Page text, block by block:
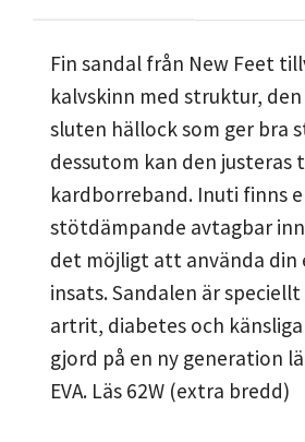
Fin sandal från New Feet
kalvskinn med struktur,
sluten hällock som ger bra
dessutom kan den justeras
kardborreband. Inuti finns
stötdämpande avtagbar
det möjligt att använda din
insats.Sandalen är
artrit, diabetes och
gjord på en ny generation
EVA. Läs 62W (extra bredd)